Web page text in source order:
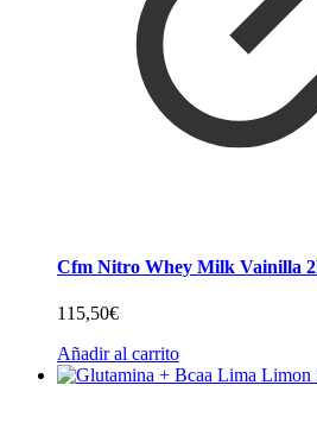
Cfm Nitro Whey Milk Vainilla
115,50€
Añadir al carrito